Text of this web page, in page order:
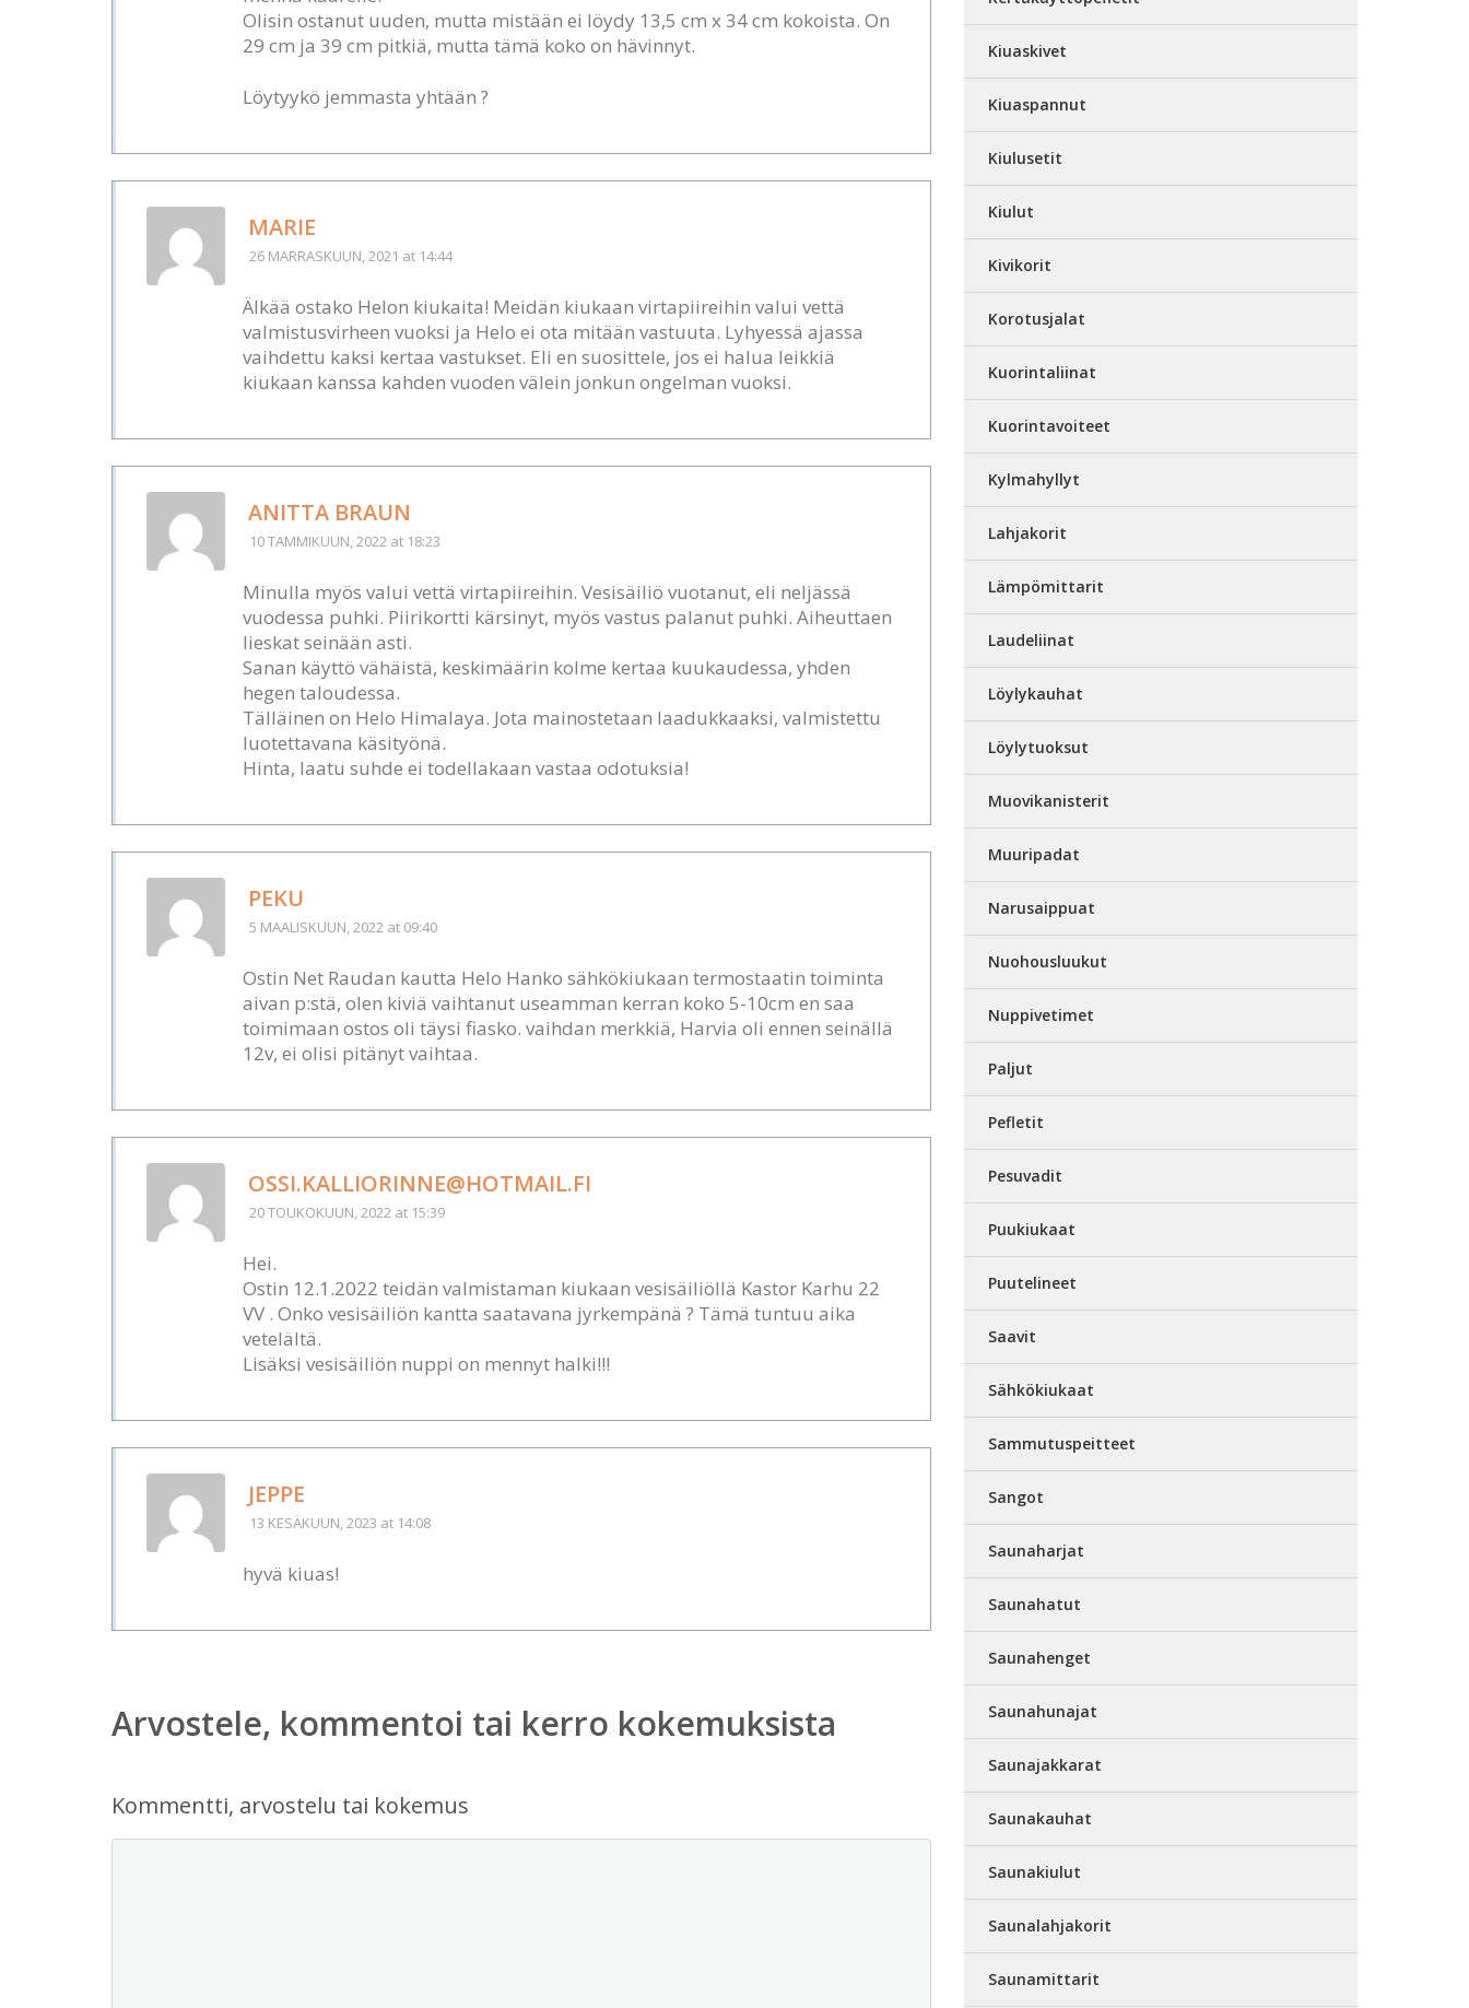
Olisin ostanut uuden, mutta mistään ei löydy 13,5 cm x 34 cm kokoista. On
29 cm ja 39 cm pitkiä, mutta tämä koko on hävinnyt.
Löytyykö jemmasta yhtään ?
MARIE
26 MARRASKUUN, 2021 at 14:44
Älkää ostako Helon kiukaita! Meidän kiukaan virtapiireihin valui vettä
valmistusvirheen vuoksi ja Helo ei ota mitään vastuuta. Lyhyessä ajassa
vaihdettu kaksi kertaa vastukset. Eli en suosittele, jos ei halua leikkiä
kiukaan kanssa kahden vuoden välein jonkun ongelman vuoksi.
ANITTA BRAUN
10 TAMMIKUUN, 2022 at 18:23
Minulla myös valui vettä virtapiireihin. Vesisäiliö vuotanut, eli neljässä
vuodessa puhki. Piirikortti kärsinyt, myös vastus palanut puhki. Aiheuttaen
lieskat seinään asti.
Sanan käyttö vähäistä, keskimäärin kolme kertaa kuukaudessa, yhden
hegen taloudessa.
Tälläinen on Helo Himalaya. Jota mainostetaan laadukkaaksi, valmistettu
luotettavana käsityönä.
Hinta, laatu suhde ei todellakaan vastaa odotuksia!
PEKU
5 MAALISKUUN, 2022 at 09:40
Ostin Net Raudan kautta Helo Hanko sähkökiukaan termostaatin toiminta
aivan p:stä, olen kiviä vaihtanut useamman kerran koko 5-10cm en saa
toimimaan ostos oli täysi fiasko. vaihdan merkkiä, Harvia oli ennen seinällä
12v, ei olisi pitänyt vaihtaa.
OSSI.KALLIORINNE@HOTMAIL.FI
20 TOUKOKUUN, 2022 at 15:39
Hei.
Ostin 12.1.2022 teidän valmistaman kiukaan vesisäiliöllä Kastor Karhu 22
VV . Onko vesisäiliön kantta saatavana jyrkempänä ? Tämä tuntuu aika
vetelältä.
Lisäksi vesisäiliön nuppi on mennyt halki!!!
JEPPE
13 KESÄKUUN, 2023 at 14:08
hyvä kiuas!
Arvostele, kommentoi tai kerro kokemuksista
Kommentti, arvostelu tai kokemus
Kiuaskivet
Kiuaspannut
Kiulusetit
Kiulut
Kivikorit
Korotusjalat
Kuorintaliinat
Kuorintavoiteet
Kylmahyllyt
Lahjakorit
Lämpömittarit
Laudeliinat
Löylykauhat
Löylytuoksut
Muovikanisterit
Muuripadat
Narusaippuat
Nuohousluukut
Nuppivetimet
Paljut
Pefletit
Pesuvadit
Puukiukaat
Puutelineet
Saavit
Sähkökiukaat
Sammutuspeitteet
Sangot
Saunaharjat
Saunahatut
Saunahenget
Saunahunajat
Saunajakkarat
Saunakauhat
Saunakiulut
Saunalahjakorit
Saunamittarit